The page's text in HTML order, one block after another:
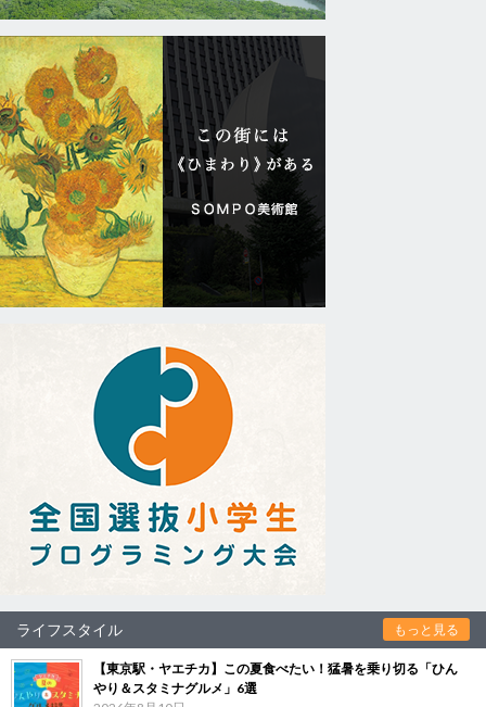
ライフスタイル もっと見る
【東京駅・ヤエチカ】この夏食べたい！猛暑を乗り切る「ひん
やり＆スタミナグルメ」6選